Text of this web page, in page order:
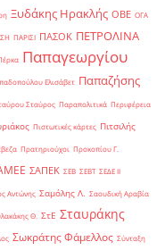
Ξυδάκης Ηρακλής ΟΒΕ ΟΓΑ
ΠΑΡΙΣΙ ΠΑΣΟΚ ΠΕΤΡΟΛΙΝΑ
Παπαγεωργίου
Ελισάβετ Παπαζήσης
Σταύρος Παραπολιτικά Περιφέρεια
Πιστωτικές κάρτες Πιτσιλής
Πρατηριούχοι Προκοπίου Γ.
ΣΑΠΕΚ ΣΕΒ ΣΕΒΤ ΣΕΔΕ ΙΙ
Αντώνης Σαμόλης Λ. Σαουδική Αραβία
Θ. ΣτΕ Σταυράκης
Σωκράτης Φάμελλος Σύνταξη